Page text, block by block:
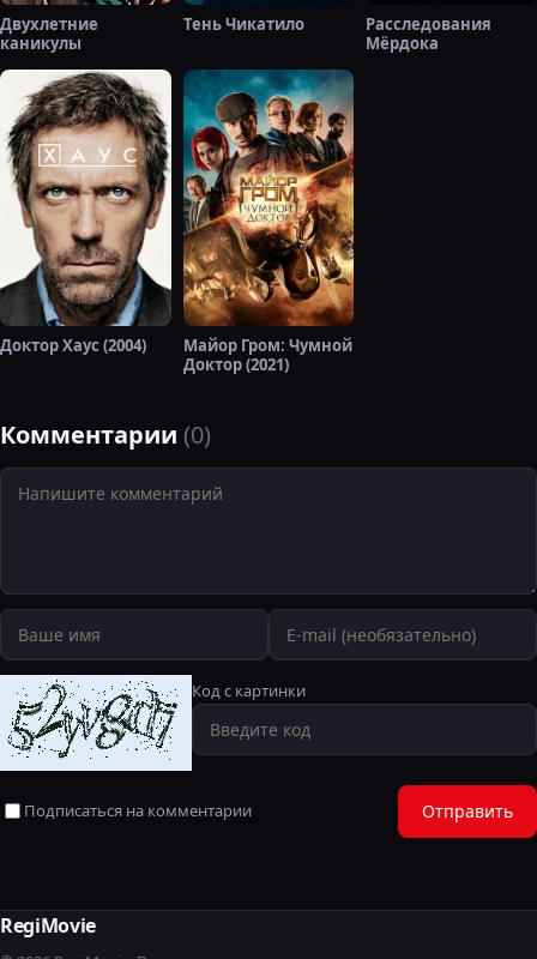
Двухлетние
каникулы
Тень Чикатило
Расследования
Мёрдока
Доктор Хаус (2004)
Майор Гром: Чумной
Доктор (2021)
Комментарии (0)
Код с картинки
Подписаться на комментарии Отправить
RegiMovie